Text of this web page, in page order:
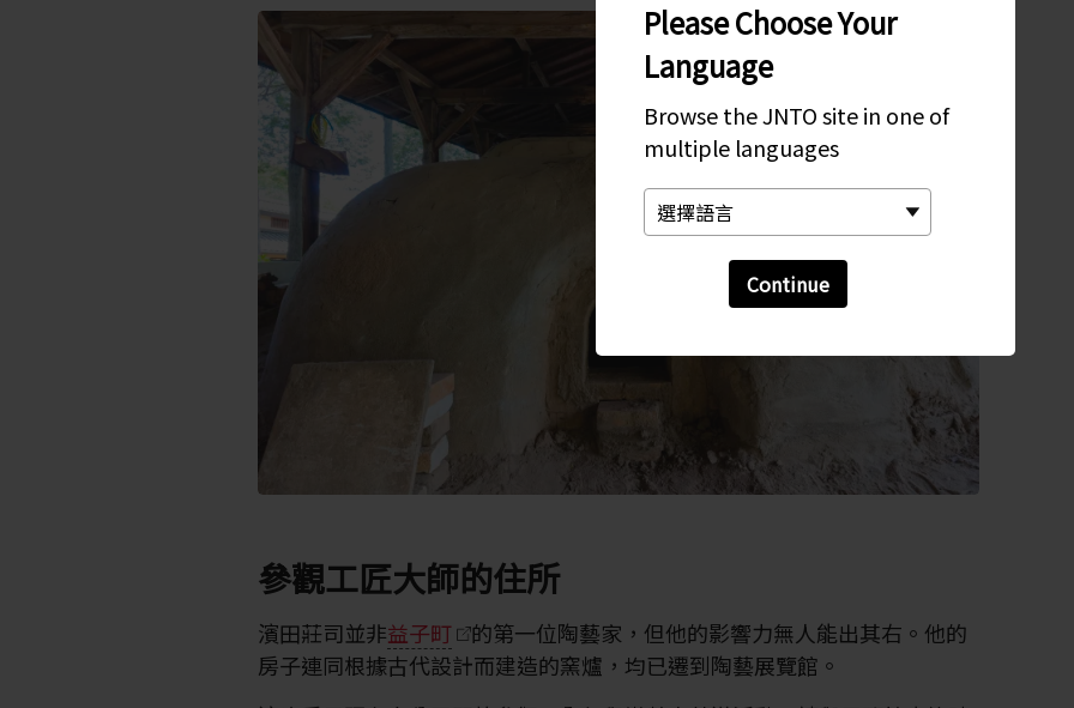
Please Choose Your
Language
Browse the JNTO site in one of
multiple languages
Continue
參觀工匠大師的住所
濱田莊司並非益子町
的第一位陶藝家，但他的影響力無人能出其右。他的
房子連同根據古代設計而建造的窯爐，均已遷到陶藝展覽館。